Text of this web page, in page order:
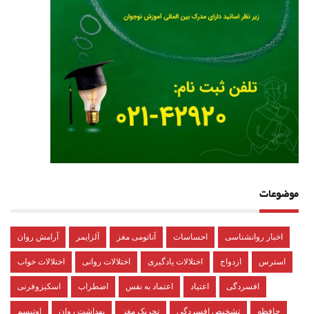
موضوعات
آرامش روان آلزایمر آناتومی مغز احساسات اخبار روانشناسی
اختلالات خواب اختلالات روانی اختلالات یادگیری ازدواج استرس
اسکیزوفرنی اضطراب اعتماد به نفس اعتیاد افسردگی
اوتیسم بهداشت روان تحریک مغز تشخیص افسردگی حافظه